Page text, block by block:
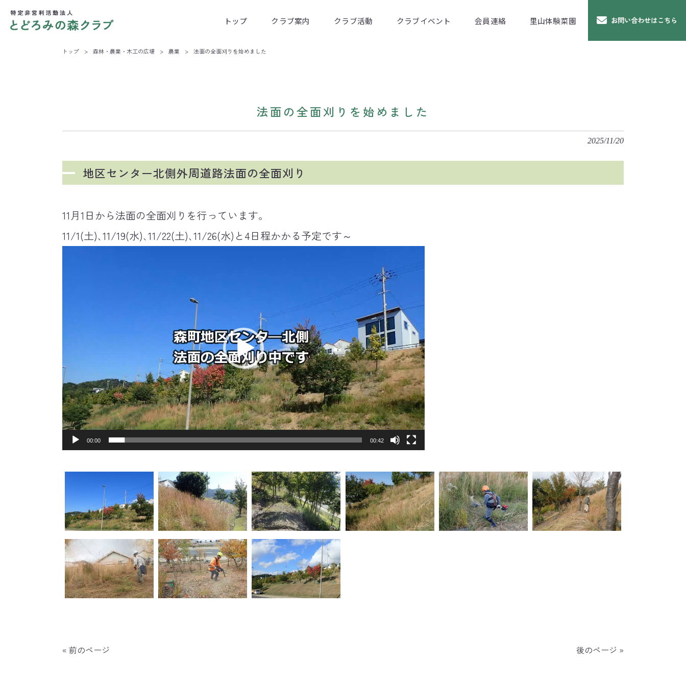
トップ クラブ案内 クラブ活動 クラブイベント 会員連絡 里山体験菜園 お問い合わせはこちら
トップ > 森林・農業・木工の広場 > 農業 > 法面の全面刈りを始めました
法面の全面刈りを始めました
2025/11/20
地区センター北側外周道路法面の全面刈り
11月1日から法面の全面刈りを行っています。
11/1(土)､11/19(水)､11/22(土)､11/26(水)と4日程かかる予定です～
00:00 00:42
« 前のページ 後のページ »